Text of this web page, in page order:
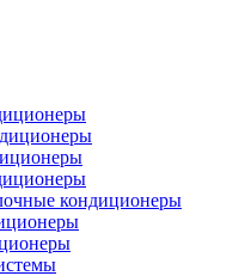
кондиционеры